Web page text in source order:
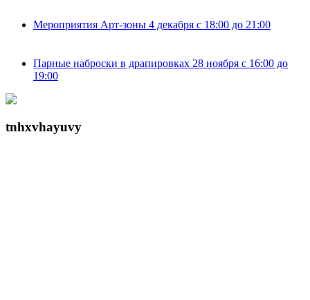
Мероприятия Арт-зоны 4 декабря с 18:00 до 21:00
Парные наброски в драпировках 28 ноября с 16:00 до
19:00
tnhxvhayuvy